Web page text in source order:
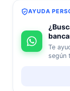
AYUDA
Te
según